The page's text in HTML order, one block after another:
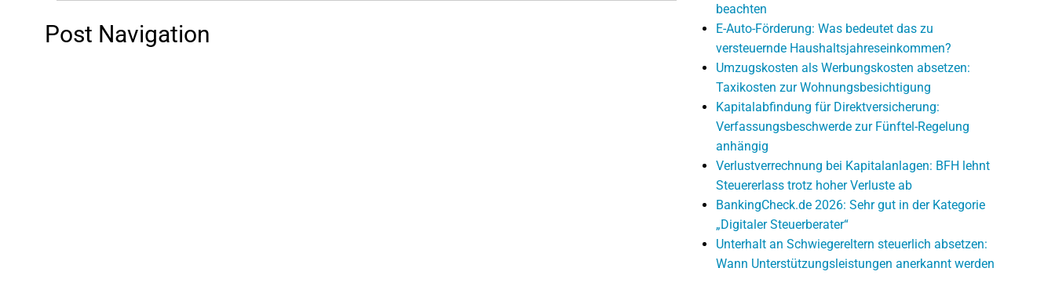
Post Navigation
beachten
E-Auto-Förderung: Was bedeutet das zu
versteuernde Haushaltsjahreseinkommen?
Umzugskosten als Werbungskosten absetzen:
Taxikosten zur Wohnungsbesichtigung
Kapitalabfindung für Direktversicherung:
Verfassungsbeschwerde zur Fünftel-Regelung
anhängig
Verlustverrechnung bei Kapitalanlagen: BFH lehnt
Steuererlass trotz hoher Verluste ab
BankingCheck.de 2026: Sehr gut in der Kategorie
„Digitaler Steuerberater“
Unterhalt an Schwiegereltern steuerlich absetzen:
Wann Unterstützungsleistungen anerkannt werden